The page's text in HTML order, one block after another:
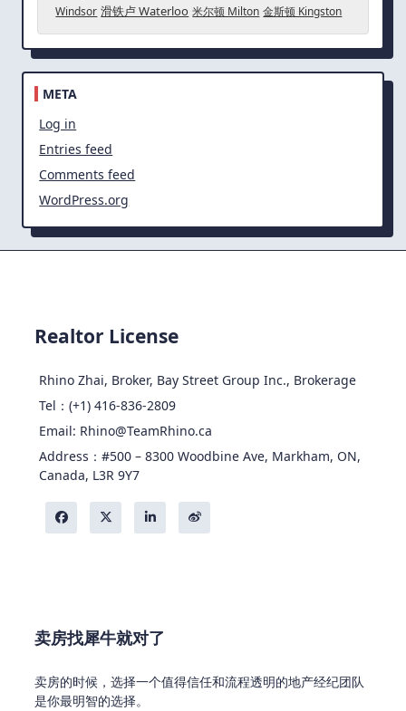
Windsor 滑铁卢 Waterloo 米尔顿 Milton 金斯顿 Kingston
META
Log in
Entries feed
Comments feed
WordPress.org
Realtor License
Rhino Zhai, Broker, Bay Street Group Inc., Brokerage
Tel：(+1) 416-836-2809
Email: Rhino@TeamRhino.ca
Address：#500 – 8300 Woodbine Ave, Markham, ON,
Canada, L3R 9Y7
卖房找犀牛就对了
卖房的时候，选择一个值得信任和流程透明的地产经纪团队
是你最明智的选择。